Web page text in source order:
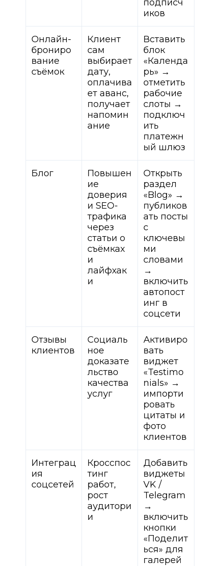
подписч
иков
Онлайн-
брониро
вание
съёмок
Клиент
сам
выбирает
дату,
оплачива
ет аванс,
получает
напомин
ание
Вставить
блок
«Календа
рь» →
отметить
рабочие
слоты →
подключ
ить
платежн
ый шлюз
Блог
Повышен
ие
доверия
и SEO-
трафика
через
статьи о
съёмках
и
лайфхак
и
Открыть
раздел
«Blog» →
публиков
ать посты
с
ключевы
ми
словами
→
включить
автопост
инг в
соцсети
Отзывы
клиентов
Социаль
ное
доказате
льство
качества
услуг
Активиро
вать
виджет
«Testimo
nials» →
импорти
ровать
цитаты и
фото
клиентов
Интеграц
ия
соцсетей
Кросспос
тинг
работ,
рост
аудитори
и
Добавить
виджеты
VK /
Telegram
→
включить
кнопки
«Поделит
ься» для
галерей